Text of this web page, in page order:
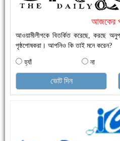
আজকের
আওয়ামীলীগকে বিতর্কিত করেছে, করছে
পৃষ্ঠপোষকরা। আপনিও কি তাই মনে করেন?
হ্যাঁ না
ভোট দিন